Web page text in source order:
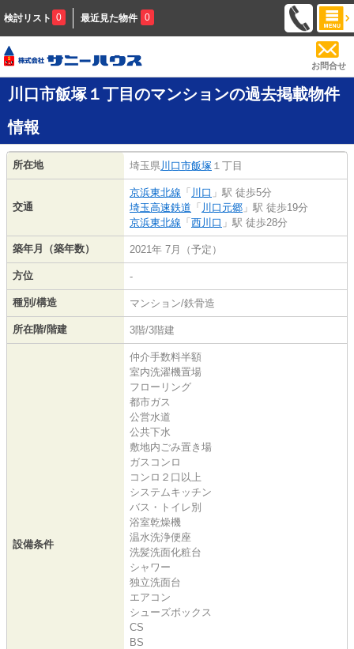
検討リスト 0 最近見た物件 0
お問合せ
川口市飯塚１丁目のマンションの過去掲載物件
情報
所在地 埼玉県 川口市飯塚 １丁目
交通
京浜東北線 「 川口 」駅 徒歩5分
埼玉高速鉄道 「 川口元郷 」駅 徒歩19分
京浜東北線 「 西川口 」駅 徒歩28分
築年月（築年数） 2021年 7月（予定）
方位 -
種別/構造 マンション/鉄骨造
所在階/階建 3階/3階建
設備条件
仲介手数料半額
室内洗濯機置場
フローリング
都市ガス
公営水道
公共下水
敷地内ごみ置き場
ガスコンロ
コンロ２口以上
システムキッチン
バス・トイレ別
浴室乾燥機
温水洗浄便座
洗髪洗面化粧台
シャワー
独立洗面台
エアコン
シューズボックス
CS
BS